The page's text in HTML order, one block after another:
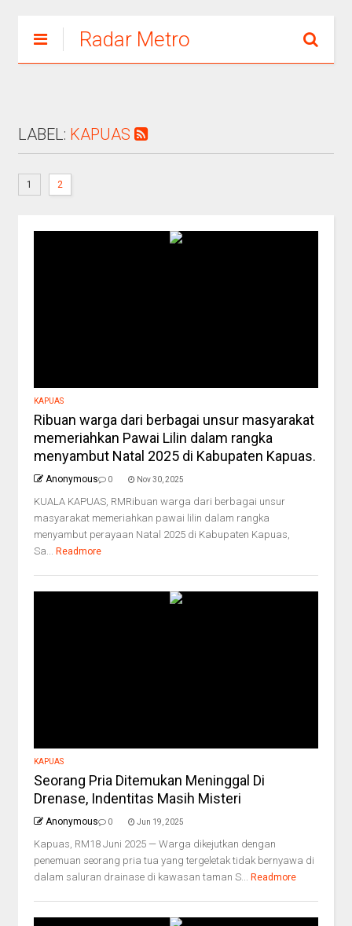
Radar Metro
LABEL: KAPUAS
1 2
KAPUAS
Ribuan warga dari berbagai unsur masyarakat
memeriahkan Pawai Lilin dalam rangka
menyambut Natal 2025 di Kabupaten Kapuas.
Anonymous 0 Nov 30, 2025
KUALA KAPUAS, RMRibuan warga dari berbagai unsur
masyarakat memeriahkan pawai lilin dalam rangka
menyambut perayaan Natal 2025 di Kabupaten Kapuas,
Sa... Readmore
KAPUAS
Seorang Pria Ditemukan Meninggal Di
Drenase, Indentitas Masih Misteri
Anonymous 0 Jun 19, 2025
Kapuas, RM18 Juni 2025 — Warga dikejutkan dengan
penemuan seorang pria tua yang tergeletak tidak bernyawa di
dalam saluran drainase di kawasan taman S... Readmore